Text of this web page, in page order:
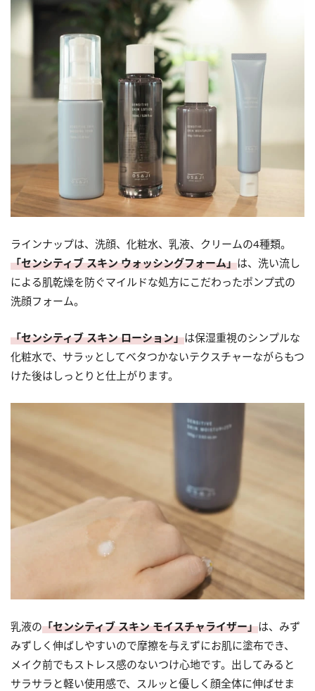
ラインナップは、洗顔、化粧水、乳液、クリームの4種類。
「センシティブ スキン ウォッシングフォーム」は、洗い流し
による肌乾燥を防ぐマイルドな処方にこだわったポンプ式の
洗顔フォーム。
「センシティブ スキン ローション」は保湿重視のシンプルな
化粧水で、サラッとしてベタつかないテクスチャーながらもつ
けた後はしっとりと仕上がります。
乳液の「センシティブ スキン モイスチャライザー」は、みず
みずしく伸ばしやすいので摩擦を与えずにお肌に塗布でき、
メイク前でもストレス感のないつけ心地です。出してみると
サラサラと軽い使用感で、スルッと優しく顔全体に伸ばせま